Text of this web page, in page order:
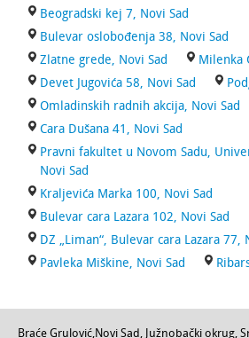
Beogradski kej 7, Novi Sad
Bulevar oslobođenja 38, Novi Sad
Zlatne grede, Novi Sad
Milenka
Devet Jugovića 58, Novi Sad
Omladinskih radnih akcija, Novi Sad
Cara Dušana 41, Novi Sad
Pravni fakultet u Novom Sadu,
Novi Sad
Kraljevića Marka 100, Novi Sad
Bulevar cara Lazara 102, Novi Sad
DZ „Liman“, Bulevar cara Lazara 77,
Pavleka Miškine, Novi Sad
Braće Grulović,Novi Sad, Južnobački okrug,